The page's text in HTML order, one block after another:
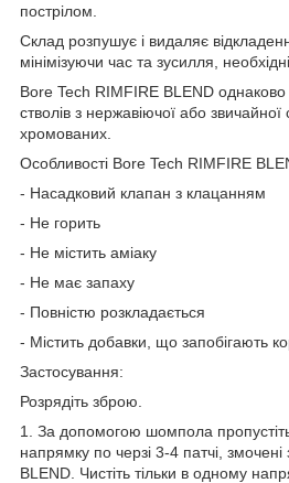
пострілом.
Склад розпушує і видаляє
мінімізуючи час та зусилля,
Bore Tech RIMFIRE BLEND
стволів з нержавіючої або звичайної
хромованих.
Особливості Bore Tech RIMFIRE
- Насадковий клапан з клацанням
- Не горить
- Не містить аміаку
- Не має запаху
- Повністю розкладається
- Містить добавки, що запобігають
Застосування:
Розрядіть зброю.
1. За допомогою шомпола
напрямку по черзі 3-4 патчі,
BLEND. Чистіть тільки в одному